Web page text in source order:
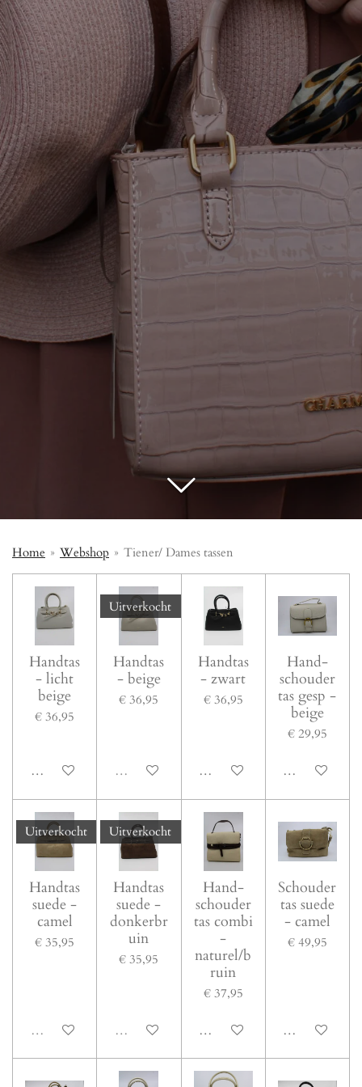
Home » Webshop » Tiener/ Dames tassen
Handtas
- licht
beige
€ 36,95
In winkelwagen
Uitverkocht
Handtas
- beige
€ 36,95
Uitverkocht
Handtas
- zwart
€ 36,95
In winkelwagen
Hand-
schouder
tas gesp -
beige
€ 29,95
In
Uitverkocht
Handtas
suede -
camel
€ 35,95
Uitverkocht
Uitverkocht
Handtas
suede -
donkerbr
uin
€ 35,95
Uitverkocht
Hand-
schouder
tas combi
-
naturel/b
ruin
€ 37,95
In winkelwagen
Schouder
tas suede
- camel
€ 49,95
In